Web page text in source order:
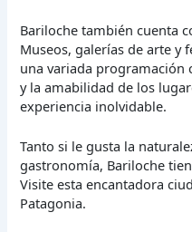
Bariloche también cuenta
Museos, galerías de arte y
una variada programación
y la amabilidad de los
experiencia inolvidable.
Tanto si le gusta la
gastronomía, Bariloche
Visite esta encantadora
Patagonia.